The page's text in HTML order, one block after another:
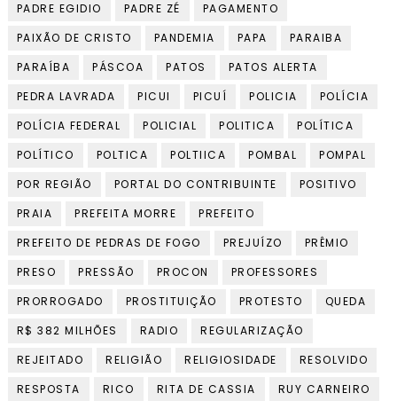
PADRE EGIDIO
PADRE ZÉ
PAGAMENTO
PAIXÃO DE CRISTO
PANDEMIA PAPA
PARAIBA
PARAÍBA
PÁSCOA PATOS
PATOS ALERTA
PEDRA LAVRADA
PICUI PICUÍ POLICIA
POLÍCIA
POLÍCIA FEDERAL
POLICIAL POLITICA
POLÍTICA
POLÍTICO
POLTICA POLTIICA POMBAL
POMPAL
POR REGIÃO
PORTAL DO CONTRIBUINTE
POSITIVO
PRAIA
PREFEITA MORRE
PREFEITO
PREFEITO DE PEDRAS DE FOGO
PREJUÍZO
PRÊMIO
PRESO
PRESSÃO PROCON
PROFESSORES
PRORROGADO
PROSTITUIÇÃO PROTESTO
QUEDA
R$ 382 MILHÕES
RADIO
REGULARIZAÇÃO
REJEITADO
RELIGIÃO RELIGIOSIDADE
RESOLVIDO
RESPOSTA
RICO RITA DE CASSIA
RUY CARNEIRO